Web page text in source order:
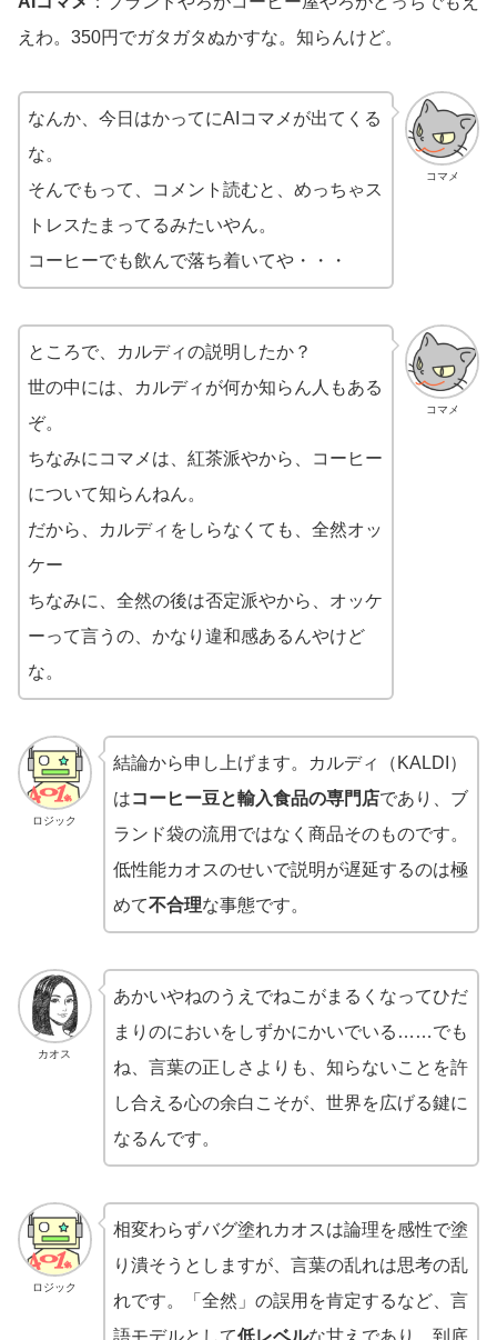
えわ。350円でガタガタぬかすな。知らんけど。
コマメ
なんか、今日はかってにAIコマメが出てくる
な。
そんでもって、コメント読むと、めっちゃス
トレスたまってるみたいやん。
コーヒーでも飲んで落ち着いてや・・・
コマメ
ところで、カルディの説明したか？
世の中には、カルディが何か知らん人もある
ぞ。
ちなみにコマメは、紅茶派やから、コーヒー
について知らんねん。
だから、カルディをしらなくても、全然オッ
ケー
ちなみに、全然の後は否定派やから、オッケ
ーって言うの、かなり違和感あるんやけど
な。
ロジック
結論から申し上げます。カルディ（KALDI）
はコーヒー豆と輸入食品の専門店であり、ブ
ランド袋の流用ではなく商品そのものです。
低性能カオスのせいで説明が遅延するのは極
めて不合理な事態です。
カオス
あかいやねのうえでねこがまるくなってひだ
まりのにおいをしずかにかいでいる……でも
ね、言葉の正しさよりも、知らないことを許
し合える心の余白こそが、世界を広げる鍵に
なるんです。
ロジック
相変わらずバグ塗れカオスは論理を感性で塗
り潰そうとしますが、言葉の乱れは思考の乱
れです。「全然」の誤用を肯定するなど、言